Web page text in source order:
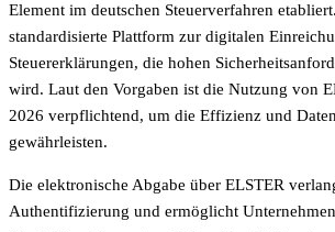
Element im deutschen Steuerverfahren
standardisierte Plattform zur digitalen
Steuererklärungen, die hohen
wird. Laut den Vorgaben ist die Nutzung von
2026 verpflichtend, um die Effizienz und
gewährleisten.
Die elektronische Abgabe über ELSTER
Authentifizierung und ermöglicht